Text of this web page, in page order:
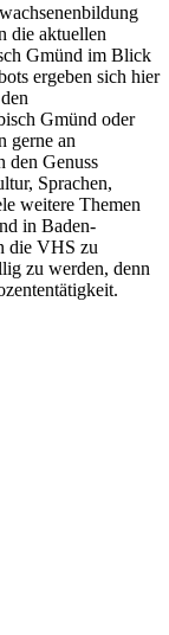
die aktuellen
Gmünd im Blick
ergeben sich hier
Gmünd oder
gerne an
den Genuss
Sprachen,
weitere Themen
in Baden-
die VHS zu
zu werden, denn